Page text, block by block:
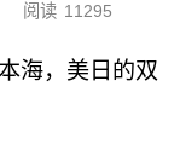
阅读 11295
海，美日的双